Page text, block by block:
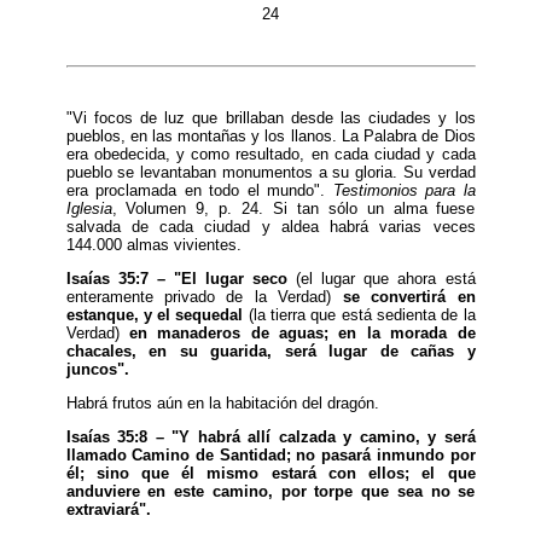
24
"Vi focos de luz que brillaban desde las ciudades y los
pueblos, en las montañas y los llanos. La Palabra de Dios
era obedecida, y como resultado, en cada ciudad y cada
pueblo se levantaban monumentos a su gloria. Su verdad
era proclamada en todo el mundo". Testimonios para la
Iglesia, Volumen 9, p. 24. Si tan sólo un alma fuese
salvada de cada ciudad y aldea habrá varias veces
144.000 almas vivientes.
Isaías 35:7 – "El lugar seco(el lugar que ahora está
enteramente privado de la Verdad) se convertirá en
estanque, y el sequedal (la tierra que está sedienta de la
Verdad)en manaderos de aguas; en la morada de
chacales, en su guarida, será lugar de cañas y
juncos".
Habrá frutos aún en la habitación del dragón.
Isaías 35:8 – "Y habrá allí calzada y camino, y será
llamado Camino de Santidad; no pasará inmundo por
él; sino que él mismo estará con ellos; el que
anduviere en este camino, por torpe que sea no se
extraviará".